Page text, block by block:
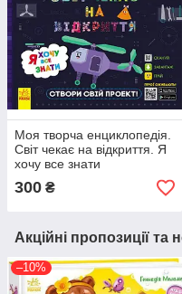
Моя творча енциклопедія.
Світ чекає на відкриття. Я
хочу все знати
300 ₴
Акційні пропозиції та
–10%